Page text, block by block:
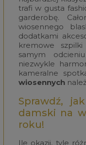
trafi w gusta
garderobę.
wiosennego
dodatkami
kremowe
samym
niezwykle
kameralne
wiosennych
Sprawdź,
damski na
roku!
Ile okazji, tyle